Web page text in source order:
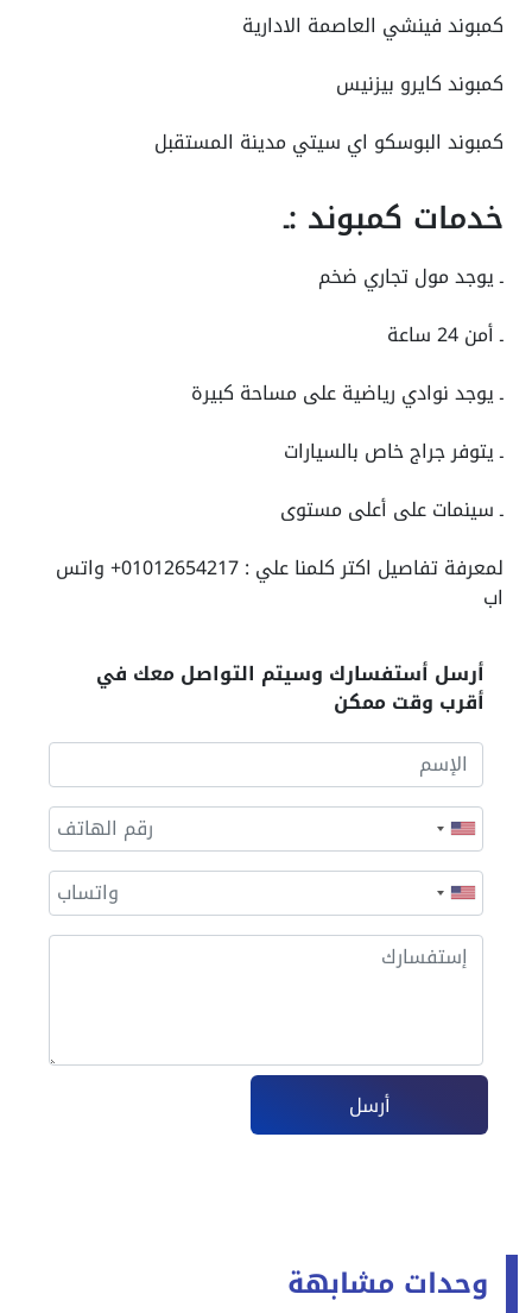
كمبوند فينشي العاصمة الادارية
كمبوند كايرو بيزنيس
كمبوند البوسكو اي سيتي مدينة المستقبل
خدمات كمبوند :ـ
ـ يوجد مول تجاري ضخم
ـ أمن 24 ساعة
ـ يوجد نوادي رياضية على مساحة كبيرة
ـ يتوفر جراج خاص بالسيارات
ـ سينمات على أعلى مستوى
لمعرفة تفاصيل اكتر كلمنا علي : 01012654217+ واتس
اب
أرسل أستفسارك وسيتم التواصل معك في
أقرب وقت ممكن
أرسل
وحدات مشابهة